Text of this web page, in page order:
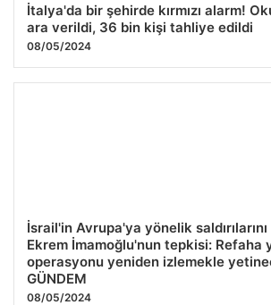
İtalya'da bir şehirde kırmızı alarm!
ara verildi, 36 bin kişi tahliye edildi
08/05/2024
İsrail'in Avrupa'ya yönelik
Ekrem İmamoğlu'nun tepkisi: Refaha
operasyonu yeniden izlemekle
GÜNDEM
08/05/2024